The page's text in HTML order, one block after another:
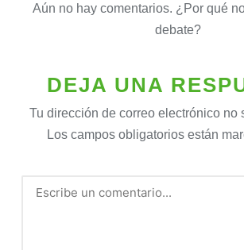
Aún no hay comentarios. ¿Por qué
debate?
DEJA UNA
Tu dirección de correo electrónico no
Los campos obligatorios están